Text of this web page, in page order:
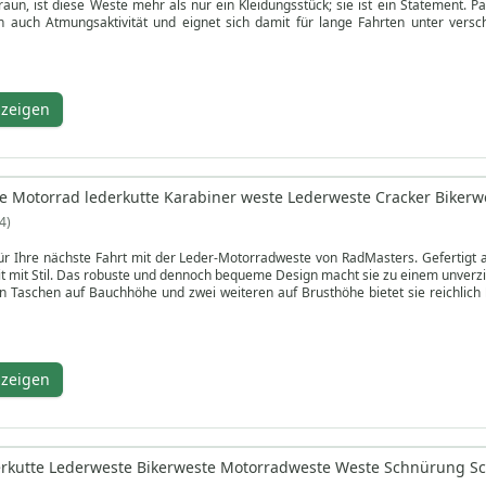
ist diese Weste mehr als nur ein Kleidungsstück; sie ist ein Statement.
auch Atmungsaktivität und eignet sich damit für lange Fahrten unter
verfügt über ein sicheres Karabinersystem, das der Weste einen Hauch von
bietet reichlich Stauraum für das Nötigste und bewahrt Ihre
und Schutz, ohne dabei an Beweglichkeit oder Komfort einzubüßen. Die
Stil mit hochwertiger Verarbeitung und ist ein vielseitiges und
auffälligen Weste auf und erleben Sie die ultimative Mischung aus Stil,
Motorrad lederkutte Karabiner weste Lederweste Cracker
4
Ihre nächste Fahrt mit der Leder-Motorradweste von RadMasters.
mit Stil. Das robuste und dennoch bequeme Design macht sie zu einem
Taschen auf Bauchhöhe und zwei weiteren auf Brusthöhe bietet sie
auf die Fahrt konzentrieren können.
von German Wear, können Sie sich auf die Qualität und die
sind oder raues Gelände erkunden, die Motorradweste aus Leder
zufrieden - heben Sie sich von der Masse ab mit dieser
Lederweste Bikerweste Motorradweste Weste Schnürung